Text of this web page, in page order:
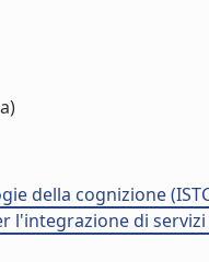
della cognizione
di